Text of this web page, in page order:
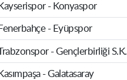
Kayserispor - Konyaspor
Fenerbahçe - Eyüpspor
- Gençlerbirliği S.K.
Kasımpaşa - Galatasaray